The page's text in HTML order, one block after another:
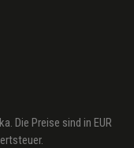
Die Preise sind in EUR